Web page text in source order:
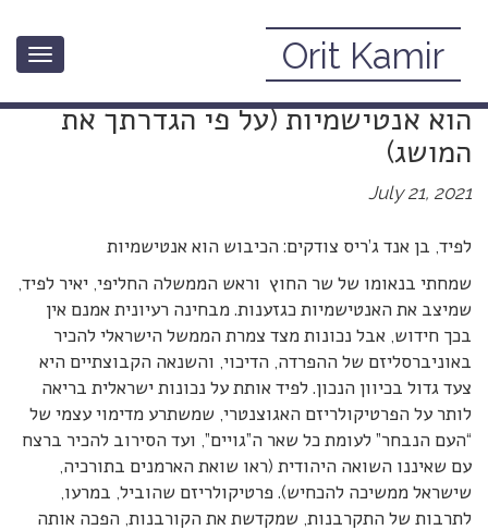
Toggle
Orit Kamir
לפיד, בן אנד ג’ריס צודקים: הכיבוש
הוא אנטישמיות (על פי הגדרתך את
המושג)
July 21, 2021
לפיד, בן אנד ג’ריס צודקים: הכיבוש הוא אנטישמיות
שמחתי בנאומו של שר החוץ וראש הממשלה החליפי, יאיר לפיד,
שמיצב את האנטישמיות כגזענות. מבחינה רעיונית אמנם אין
בכך חידוש, אבל נכונות מצד צמרת הממשל הישראלי להכיר
באוניברסליזם של ההפרדה, הדיכוי, והשנאה הקבוצתיים היא
צעד גדול בכיוון הנכון. לפיד אותת על נכונות ישראלית בריאה
לותר על הפרטיקולריזם האגוצנטרי, שמשתרע מדימוי עצמי של
“העם הנבחר” לעומת כל שאר ה”גויים”, ועד הסירוב להכיר ברצח
עם שאיננו השואה היהודית (ראו שואת הארמנים בתורכיה,
שישראל ממשיכה להכחיש). פרטיקולריזם שהוביל, במרעו,
לתרבות של התקרבנות, שמקדשת את הקורבנות, הפכה אותה